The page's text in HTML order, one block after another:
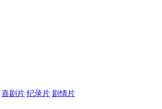
喜剧片 纪录片 剧情片